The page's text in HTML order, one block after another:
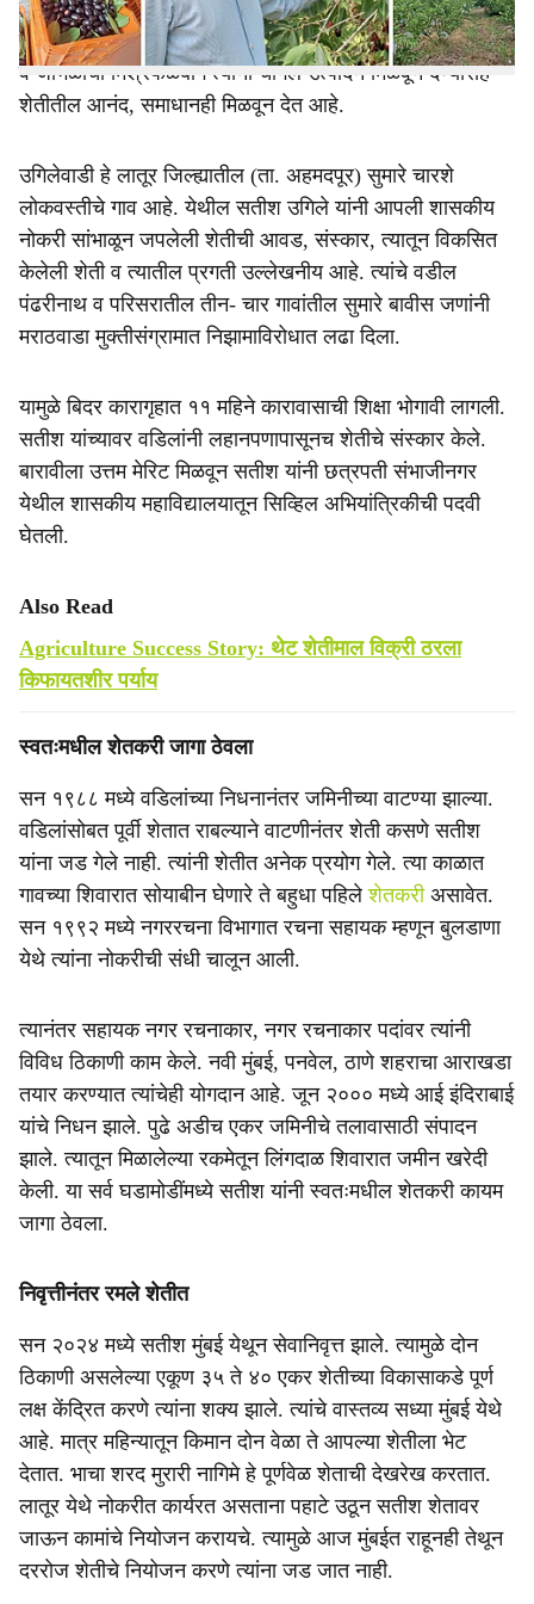
लातूर जिल्ह्यात सुमारे ३५ ते ४० एकरांचे व्यवस्थापन ते लिलया
सांभाळत आहेत. शेतीत विविध सुविधा त्यांनी तयार केल्या आहेत. पेरू
व जांभळाची मिश्रफळबाग त्यांना चांगले उत्पादन मिळवून देण्यासह
शेतीतील आनंद, समाधानही मिळवून देत आहे.
उगिलेवाडी हे लातूर जिल्ह्यातील (ता. अहमदपूर) सुमारे चारशे
लोकवस्तीचे गाव आहे. येथील सतीश उगिले यांनी आपली शासकीय
नोकरी सांभाळून जपलेली शेतीची आवड, संस्कार, त्यातून विकसित
केलेली शेती व त्यातील प्रगती उल्लेखनीय आहे. त्यांचे वडील
पंढरीनाथ व परिसरातील तीन- चार गावांतील सुमारे बावीस जणांनी
मराठवाडा मुक्तीसंग्रामात निझामाविरोधात लढा दिला.
यामुळे बिदर कारागृहात ११ महिने कारावासाची शिक्षा भोगावी लागली.
सतीश यांच्यावर वडिलांनी लहानपणापासूनच शेतीचे संस्कार केले.
बारावीला उत्तम मेरिट मिळवून सतीश यांनी छत्रपती संभाजीनगर
येथील शासकीय महाविद्यालयातून सिव्हिल अभियांत्रिकीची पदवी
घेतली.
Also Read
Agriculture Success Story: थेट शेतीमाल विक्री ठरला
किफायतशीर पर्याय
स्वतःमधील शेतकरी जागा ठेवला
सन १९८८ मध्ये वडिलांच्या निधनानंतर जमिनीच्या वाटण्या झाल्या.
वडिलांसोबत पूर्वी शेतात राबल्याने वाटणीनंतर शेती कसणे सतीश
यांना जड गेले नाही. त्यांनी शेतीत अनेक प्रयोग गेले. त्या काळात
गावच्या शिवारात सोयाबीन घेणारे ते बहुधा पहिलेशेतकरीअसावेत.
सन १९९२ मध्ये नगररचना विभागात रचना सहायक म्हणून बुलडाणा
येथे त्यांना नोकरीची संधी चालून आली.
त्यानंतर सहायक नगर रचनाकार, नगर रचनाकार पदांवर त्यांनी
विविध ठिकाणी काम केले. नवी मुंबई, पनवेल, ठाणे शहराचा आराखडा
तयार करण्यात त्यांचेही योगदान आहे. जून २००० मध्ये आई इंदिराबाई
यांचे निधन झाले. पुढे अडीच एकर जमिनीचे तलावासाठी संपादन
झाले. त्यातून मिळालेल्या रकमेतून लिंगदाळ शिवारात जमीन खरेदी
केली. या सर्व घडामोडींमध्ये सतीश यांनी स्वतःमधील शेतकरी कायम
जागा ठेवला.
निवृत्तीनंतर रमले शेतीत
सन २०२४ मध्ये सतीश मुंबई येथून सेवानिवृत्त झाले. त्यामुळे दोन
ठिकाणी असलेल्या एकूण ३५ ते ४० एकर शेतीच्या विकासाकडे पूर्ण
लक्ष केंद्रित करणे त्यांना शक्य झाले. त्यांचे वास्तव्य सध्या मुंबई येथे
आहे. मात्र महिन्यातून किमान दोन वेळा ते आपल्या शेतीला भेट
देतात. भाचा शरद मुरारी नागिमे हे पूर्णवेळ शेताची देखरेख करतात.
लातूर येथे नोकरीत कार्यरत असताना पहाटे उठून सतीश शेतावर
जाऊन कामांचे नियोजन करायचे. त्यामुळे आज मुंबईत राहूनही तेथून
दररोज शेतीचे नियोजन करणे त्यांना जड जात नाही.